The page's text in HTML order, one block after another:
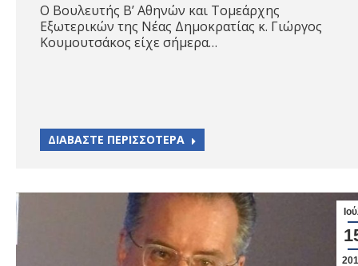
O Βουλευτής Β’ Αθηνών και Τομεάρχης
Εξωτερικών της Νέας Δημοκρατίας κ. Γιώργος
Κουμουτσάκος είχε σήμερα…
ΔΙΑΒΑΣΤΕ ΠΕΡΙΣΣΟΤΕΡΑ